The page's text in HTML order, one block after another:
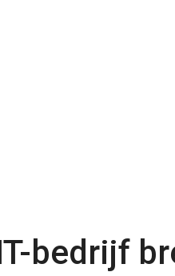
bedrijf